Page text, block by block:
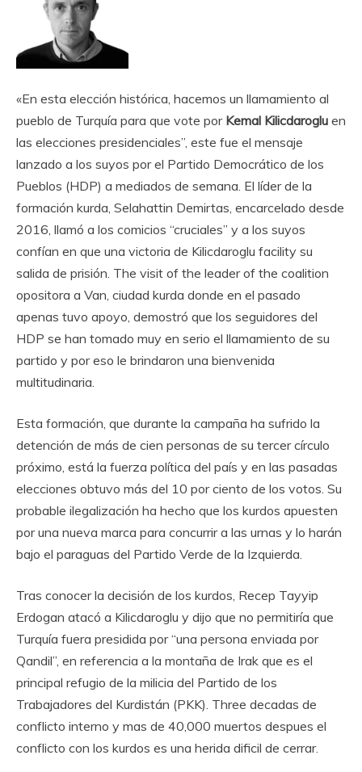
«En esta elección histórica, hacemos un llamamiento al
pueblo de Turquía para que vote por Kemal Kilicdaroglu en
las elecciones presidenciales”, este fue el mensaje
lanzado a los suyos por el Partido Democrático de los
Pueblos (HDP) a mediados de semana. El líder de la
formación kurda, Selahattin Demirtas, encarcelado desde
2016, llamó a los comicios “cruciales” y a los suyos
confían en que una victoria de Kilicdaroglu facility su
salida de prisión. The visit of the leader of the coalition
opositora a Van, ciudad kurda donde en el pasado
apenas tuvo apoyo, demostró que los seguidores del
HDP se han tomado muy en serio el llamamiento de su
partido y por eso le brindaron una bienvenida
multitudinaria.
Esta formación, que durante la campaña ha sufrido la
detención de más de cien personas de su tercer círculo
próximo, está la fuerza política del país y en las pasadas
elecciones obtuvo más del 10 por ciento de los votos. Su
probable ilegalización ha hecho que los kurdos apuesten
por una nueva marca para concurrir a las urnas y lo harán
bajo el paraguas del Partido Verde de la Izquierda.
Tras conocer la decisión de los kurdos, Recep Tayyip
Erdogan atacó a Kilicdaroglu y dijo que no permitiría que
Turquía fuera presidida por “una persona enviada por
Qandil”, en referencia a la montaña de Irak que es el
principal refugio de la milicia del Partido de los
Trabajadores del Kurdistán (PKK). Three decadas de
conflicto interno y mas de 40,000 muertos despues el
conflicto con los kurdos es una herida dificil de cerrar.